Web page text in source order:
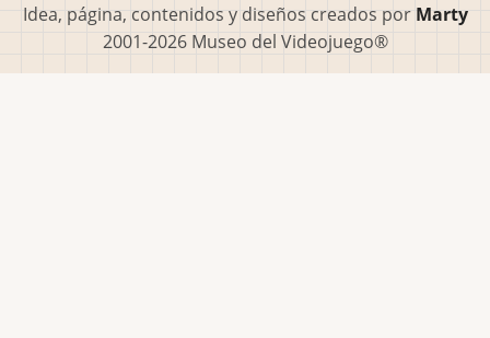
Idea, página, contenidos y diseños creados por Marty
2001-2026 Museo del Videojuego®